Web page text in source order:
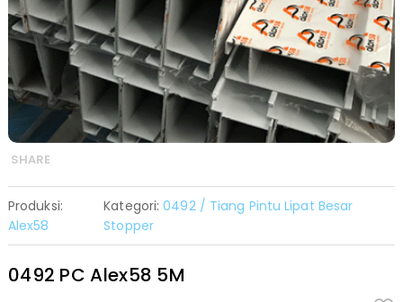
SHARE
Produksi:
Alex58
Kategori:0492 / Tiang Pintu Lipat Besar
Stopper
0492 PC Alex58 5M